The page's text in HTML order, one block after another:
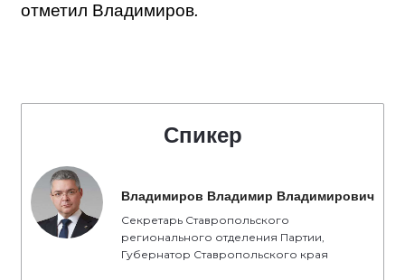
отметил Владимиров.
Спикер
Владимиров Владимир Владимирович
Секретарь Ставропольского
регионального отделения Партии,
Губернатор Ставропольского края